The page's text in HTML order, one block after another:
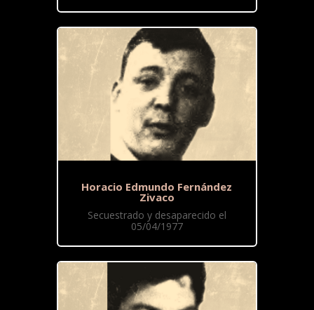
Horacio Edmundo Fernández
Zivaco
Secuestrado y desaparecido el
05/04/1977